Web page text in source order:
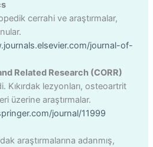
cerrahi ve araştırmalar,
journal-of-
Related Research (CORR)
Kıkırdak lezyonları, osteoartrit
üzerine araştırmalar.
journal/11999
araştırmalarına adanmış,